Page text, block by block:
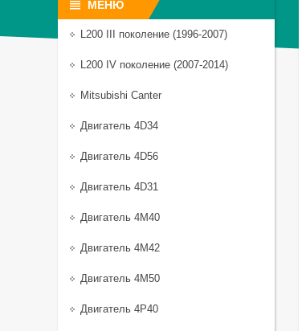
L200 III поколение (1996-2007)
L200 IV поколение (2007-2014)
Mitsubishi Canter
Двигатель 4D34
Двигатель 4D56
Двигатель 4D31
Двигатель 4M40
Двигатель 4M42
Двигатель 4M50
Двигатель 4P40